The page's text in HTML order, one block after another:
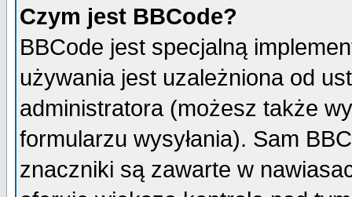
Czym jest BBCode?
BBCode jest specjalną
używania jest uzależniona od
administratora (możesz także
formularzu wysyłania). Sam
znaczniki są zawarte w